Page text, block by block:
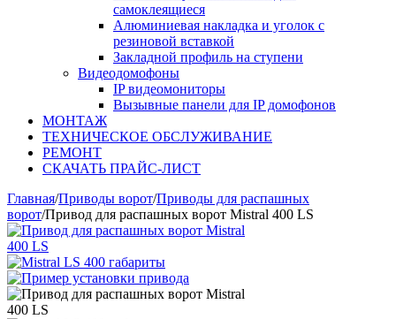
самоклеящиеся
Алюминиевая накладка и уголок с
резиновой вставкой
Закладной профиль на ступени
Видеодомофоны
IP видеомониторы
Вызывные панели для IP домофонов
МОНТАЖ
ТЕХНИЧЕСКОЕ ОБСЛУЖИВАНИЕ
РЕМОНТ
СКАЧАТЬ ПРАЙС-ЛИСТ
Главная/Приводы ворот/Приводы для распашных
ворот/Привод для распашных ворот Mistral 400 LS